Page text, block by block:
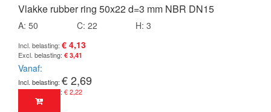
Vlakke rubber ring 50x22 d=3 mm NBR DN15
A: 50 C: 22
H: 3
€ 4,13
€ 3,41
Vanaf
€ 2,69
€ 2,22